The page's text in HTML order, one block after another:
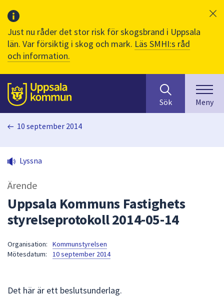
Just nu råder det stor risk för skogsbrand i Uppsala
län. Var försiktig i skog och mark. Läs SMHI:s råd
och information.
Till sidans
huvudinnehåll
efter
innehåll
på
sökfältet
kommer
sökförslag
Sök Meny
10 september 2014
Lyssna
Ärende
Uppsala Kommuns Fastighets
styrelseprotokoll 2014-05-14
Organisation:
Kommunstyrelsen
Mötesdatum:
10 september 2014
Det här är ett beslutsunderlag.